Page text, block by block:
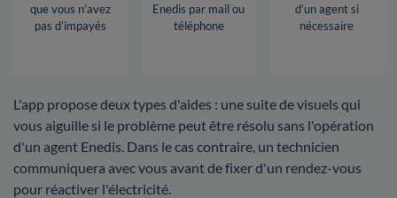
que vous n’avez
pas d’impayés
Enedis par mail ou
téléphone
d’un agent si
nécessaire
L'app propose deux types d'aides : une suite de visuels qui
vous aiguille si le problème peut être résolu sans l'opération
d'un agent Enedis. Dans le cas contraire, un technicien
communiquera avec vous avant de fixer d'un rendez-vous
pour réactiver l'électricité.